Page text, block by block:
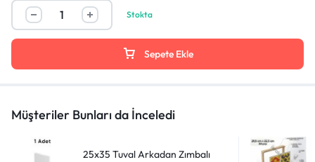
Stokta
Sepete Ekle
Müşteriler Bunları da İnceledi
25x35 Tuval Arkadan Zımbalı